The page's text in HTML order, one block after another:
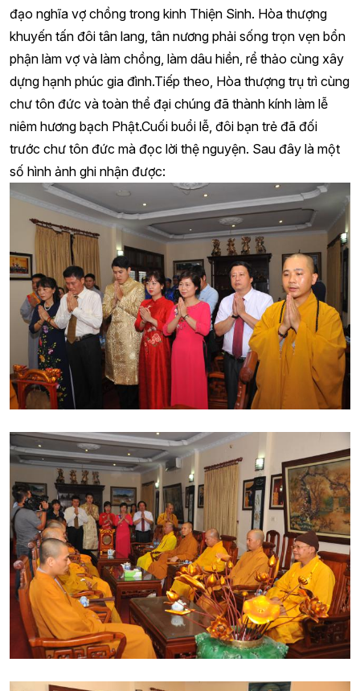
đạo nghĩa vợ chồng trong kinh Thiện Sinh. Hòa thượng
khuyến tấn đôi tân lang, tân nương phải sống trọn vẹn bổn
phận làm vợ và làm chồng, làm dâu hiền, rể thảo cùng xây
dựng hạnh phúc gia đình.Tiếp theo, Hòa thượng trụ trì cùng
chư tôn đức và toàn thể đại chúng đã thành kính làm lễ
niêm hương bạch Phật.Cuối buổi lễ, đôi bạn trẻ đã đối
trước chư tôn đức mà đọc lời thệ nguyện. Sau đây là một
số hình ảnh ghi nhận được: